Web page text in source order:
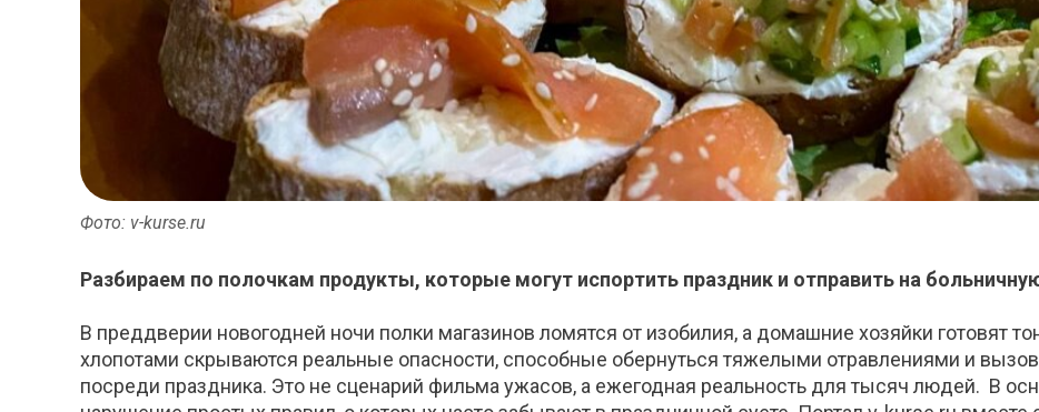
Фото: v-kurse.ru
Разбираем по полочкам продукты, которые могут испортить праздник и отправить на
В преддверии новогодней ночи полки магазинов ломятся от изобилия, а домашние хозяйки готовят
хлопотами скрываются реальные опасности, способные обернуться тяжелыми отравлениями и
посреди праздника. Это не сценарий фильма ужасов, а ежегодная реальность для тысяч людей. В